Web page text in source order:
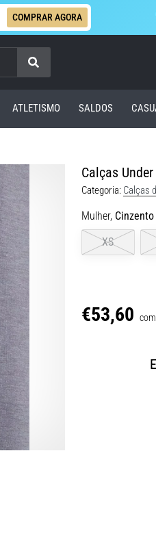
COMPRAR AGORA
Procurar
ATLETISMO SALDOS
Calças
Categoria: Calças
Mulher, Cinzento
XS
€53,60